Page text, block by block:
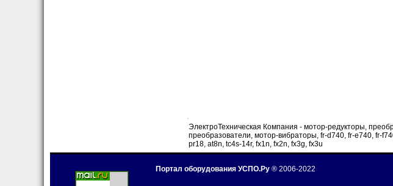
ЭлектроТехническая Компания - мотор-редукторы,
преобразователи, мотор-вибраторы, fr-d740, fr-e740, fr-
pr18, at8n, tc4s-14r, fx1n, fx2n, fx3g, fx3u
Портал оборудования УСПО.Ру ® 2006-2022